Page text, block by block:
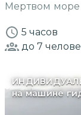
Мертвом море
5 часов
до 7
на машине